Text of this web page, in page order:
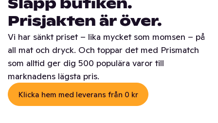
Släpp butiken.
Prisjakten är över.
Vi har sänkt priset – lika mycket som momsen – på
all mat och dryck. Och toppar det med Prismatch
som alltid ger dig 500 populära varor till
marknadens lägsta pris.
Klicka hem med leverans från 0 kr